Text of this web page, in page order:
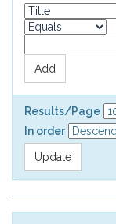
Results/Page
In order